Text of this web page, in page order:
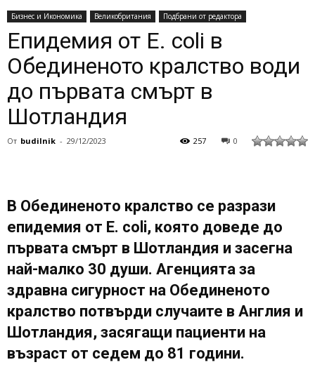
Бизнес и Икономика Великобритания Подбрани от редактора
Епидемия от E. coli в
Обединеното кралство води
до първата смърт в
Шотландия
От budilnik - 29/12/2023 0
257
В Обединеното кралство се разрази
епидемия от E. coli, която доведе до
първата смърт в Шотландия и засегна
най-малко 30 души. Агенцията за
здравна сигурност на Обединеното
кралство потвърди случаите в Англия и
Шотландия, засягащи пациенти на
възраст от седем до 81 години.